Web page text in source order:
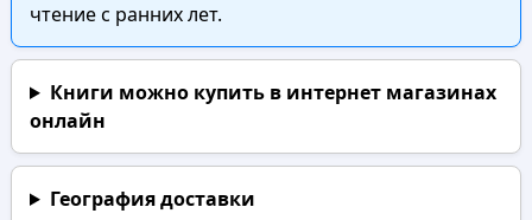
чтение с ранних лет.
Книги можно купить в интернет магазинах
онлайн
География доставки